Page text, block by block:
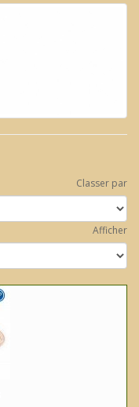
Classer par
Afficher